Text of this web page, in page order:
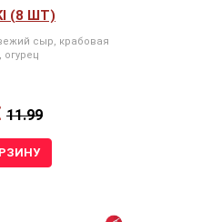
(8 ШТ)
сыр, крабовая
огурец
11.99